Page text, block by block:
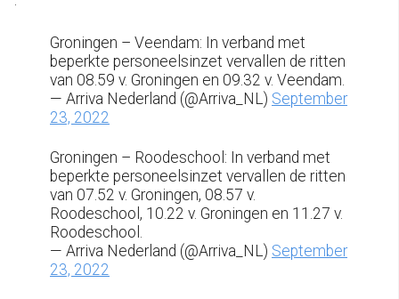
Groningen – Veendam: In verband met
beperkte personeelsinzet vervallen de ritten
van 08.59 v. Groningen en 09.32 v. Veendam.
— Arriva Nederland (@Arriva_NL) September
23, 2022
Groningen – Roodeschool: In verband met
beperkte personeelsinzet vervallen de ritten
van 07.52 v. Groningen, 08.57 v.
Roodeschool, 10.22 v. Groningen en 11.27 v.
Roodeschool.
— Arriva Nederland (@Arriva_NL) September
23, 2022